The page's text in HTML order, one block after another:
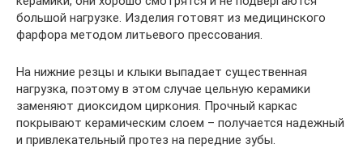
большой нагрузке. Изделия готовят из медицинского
фарфора методом литьевого прессования.
На нижние резцы и клыки выпадает существенная
нагрузка, поэтому в этом случае цельную керамики
заменяют диоксидом циркония. Прочный каркас
покрывают керамическим слоем – получается надежный
и привлекательный протез на передние зубы.